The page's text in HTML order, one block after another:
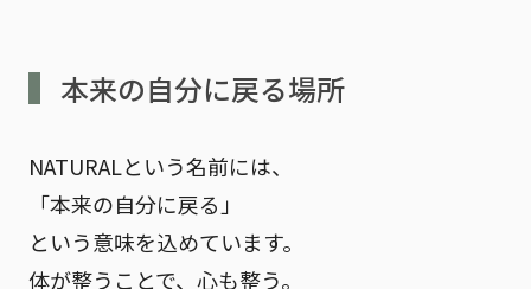
本来の自分に戻る場所
NATURALという名前には、
「本来の自分に戻る」
という意味を込めています。
体が整うことで、心も整う。